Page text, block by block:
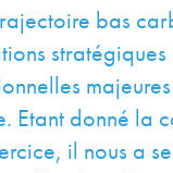
bas
stratégiques
Etant donné la
il nous a